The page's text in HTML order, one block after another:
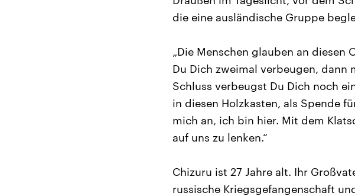
die eine ausländische Gruppe
„Die Menschen glauben an
Du Dich zweimal verbeugen, dann
Schluss verbeugst Du Dich noch
in diesen Holzkasten, als Spende
mich an, ich bin hier. Mit dem
auf uns zu lenken.“
Chizuru ist 27 Jahre alt. Ihr
russische Kriegsgefangenschaft